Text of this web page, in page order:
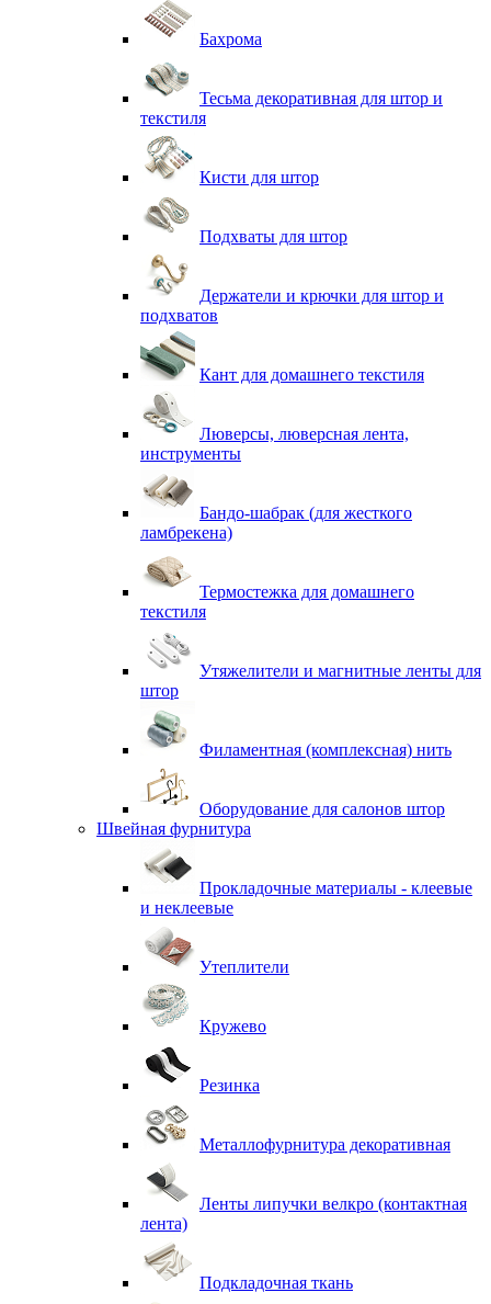
Бахрома
Тесьма декоративная для штор и
текстиля
Кисти для штор
Подхваты для штор
Держатели и крючки для штор и
подхватов
Кант для домашнего текстиля
Люверсы, люверсная лента,
инструменты
Бандо-шабрак (для жесткого
ламбрекена)
Термостежка для домашнего
текстиля
Утяжелители и магнитные ленты для
штор
Филаментная (комплексная) нить
Оборудование для салонов штор
Швейная фурнитура
Прокладочные материалы - клеевые
и неклеевые
Утеплители
Кружево
Резинка
Металлофурнитура декоративная
Ленты липучки велкро (контактная
лента)
Подкладочная ткань